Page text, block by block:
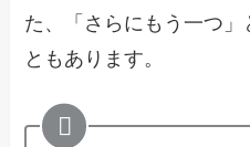
た、「さらにもう一つ」
ともあります。